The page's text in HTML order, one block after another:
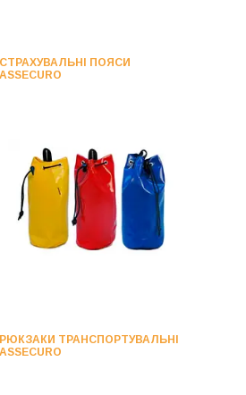
СТРАХУВАЛЬНІ ПОЯСИ
ASSECURO
РЮКЗАКИ ТРАНСПОРТУВАЛЬНІ
ASSECURO